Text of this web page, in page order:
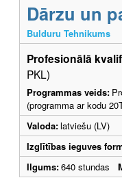
Dārzu un
Bulduru Tehnikums
Profesionālā
PKL)
Programmas veids:
(programma ar kodu
Valoda:latviešu (LV)
Izglītības ieguves
Ilgums:640 stundas